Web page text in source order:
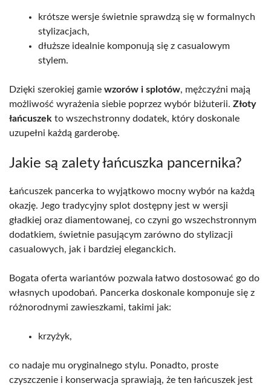
krótsze wersje świetnie sprawdzą się w formalnych
stylizacjach,
dłuższe idealnie komponują się z casualowym
stylem.
Dzięki szerokiej gamie wzorów i splotów, mężczyźni mają
możliwość wyrażenia siebie poprzez wybór biżuterii. Złoty
łańcuszek to wszechstronny dodatek, który doskonale
uzupełni każdą garderobę.
Jakie są zalety łańcuszka pancernika?
Łańcuszek pancerka to wyjątkowo mocny wybór na każdą
okazję. Jego tradycyjny splot dostępny jest w wersji
gładkiej oraz diamentowanej, co czyni go wszechstronnym
dodatkiem, świetnie pasującym zarówno do stylizacji
casualowych, jak i bardziej eleganckich.
Bogata oferta wariantów pozwala łatwo dostosować go do
własnych upodobań. Pancerka doskonale komponuje się z
różnorodnymi zawieszkami, takimi jak:
krzyżyk,
co nadaje mu oryginalnego stylu. Ponadto, proste
czyszczenie i konserwacja sprawiają, że ten łańcuszek jest